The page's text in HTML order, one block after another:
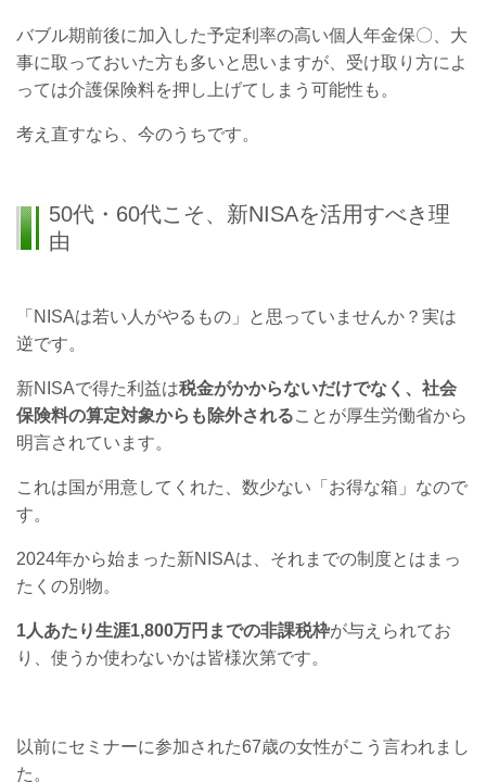
バブル期前後に加入した予定利率の高い個人年金保〇、大
事に取っておいた方も多いと思いますが、受け取り方によ
っては介護保険料を押し上げてしまう可能性も。
考え直すなら、今のうちです。
50代・60代こそ、新NISAを活用すべき理
由
「NISAは若い人がやるもの」と思っていませんか？実は
逆です。
新NISAで得た利益は税金がかからないだけでなく、社会
保険料の算定対象からも除外されることが厚生労働省から
明言されています。
これは国が用意してくれた、数少ない「お得な箱」なので
す。
2024年から始まった新NISAは、それまでの制度とはまっ
たくの別物。
1人あたり生涯1,800万円までの非課税枠が与えられてお
り、使うか使わないかは皆様次第です。
以前にセミナーに参加された67歳の女性がこう言われまし
た。